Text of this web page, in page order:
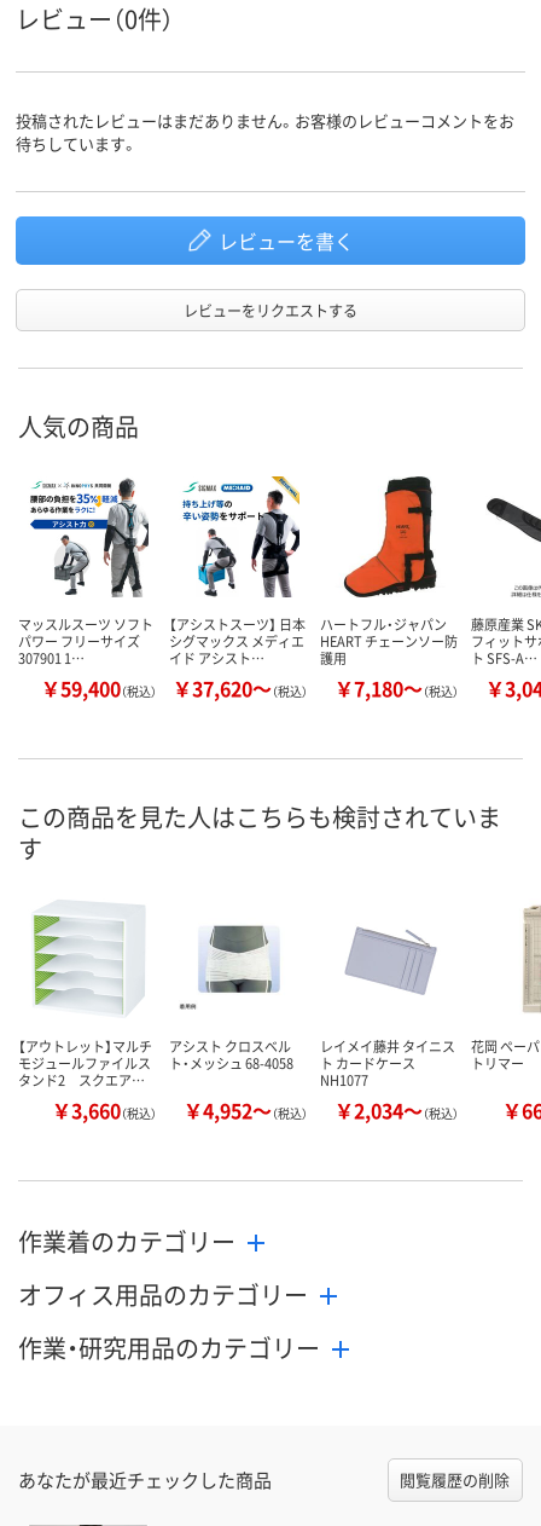
レビュー（0件）
投稿されたレビューはまだありません。お客様のレビューコメントをお
待ちしています。
レビューを書く
レビューをリクエストする
人気の商品
マッスルスーツ ソフト
パワー フリーサイズ
307901 1…
￥59,400（税込）
【アシストスーツ】 日本
シグマックス メディエ
イド アシスト…
￥37,620～（税込）
ハートフル・ジャパン
HEART チェーンソー防
護用
￥7,180～（税込）
藤原産業
フィット
ト SFS-A…
￥
この商品を見た人はこちらも検討されていま
す
【アウトレット】マルチ
モジュールファイルス
タンド2 スクエア…
￥3,660（税込）
アシスト クロスベル
ト・メッシュ 68-4058
￥4,952～（税込）
レイメイ藤井 タイニス
ト カードケース
NH1077
￥2,034～（税込）
花岡 ペー
トリマー
￥
作業着のカテゴリー
オフィス用品のカテゴリー
作業・研究用品のカテゴリー
あなたが最近チェックした商品 閲覧履歴の削除